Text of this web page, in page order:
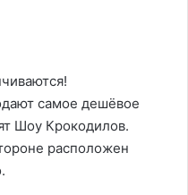
самое дешёвое
Шоу Крокодилов.
расположен